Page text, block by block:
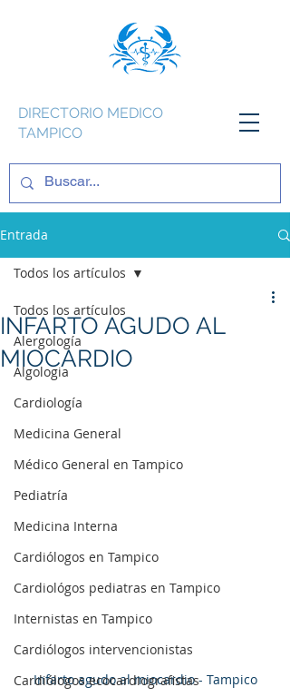
DIRECTORIO MEDICO
TAMPICO
Entrada
Todos los artículos
Alergología
Algologia
Cardiología
Medicina General
Médico General en Tampico
Pediatría
Medicina Interna
Cardiólogos en Tampico
Cardiológos pediatras en Tampico
Internistas en Tampico
Cardiólogos intervencionistas
Cardiólogos ecocardiografistas
Todos los artículos
INFARTO AGUDO AL
MIOCARDIO
Infarto agudo al miocardio - Tampico